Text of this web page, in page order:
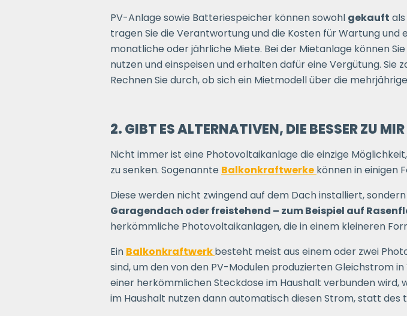
PV-Anlage sowie Batteriespeicher können sowohl gekauft
tragen Sie die Verantwortung und die Kosten für Wartung
monatliche oder jährliche Miete. Bei der Mietanlage können
nutzen und einspeisen und erhalten dafür eine Vergütung. Sie
Rechnen Sie durch, ob sich ein Mietmodell über die
2. GIBT ES ALTERNATIVEN, DIE BESSER ZU
Nicht immer ist eine Photovoltaikanlage die einzige
zu senken. Sogenannte Balkonkraftwerke können in einigen
Diese werden nicht zwingend auf dem Dach installiert, sondern
Garagendach oder freistehend – zum Beispiel auf
herkömmliche Photovoltaikanlagen, die in einem kleineren
Ein Balkonkraftwerkbesteht meist aus einem oder zwei
sind, um den von den PV-Modulen produzierten Gleichstrom
einer herkömmlichen Steckdose im Haushalt verbunden wird,
im Haushalt nutzen dann automatisch diesen Strom, statt des